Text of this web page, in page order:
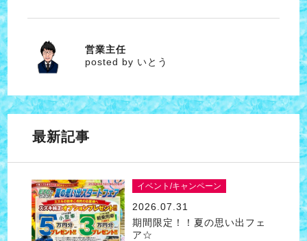
いとう
営業主任
posted by いとう
最新記事
イベント/キャンペーン
2026.07.31
期間限定！！夏の思い出フェ
ア☆